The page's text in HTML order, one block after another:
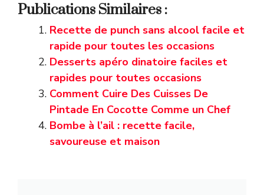
Publications Similaires :
Recette de punch sans alcool facile et
rapide pour toutes les occasions
Desserts apéro dinatoire faciles et
rapides pour toutes occasions
Comment Cuire Des Cuisses De
Pintade En Cocotte Comme un Chef
Bombe à l’ail : recette facile,
savoureuse et maison